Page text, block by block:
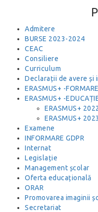
Admitere
BURSE 2023-2024
CEAC
Consiliere
Curriculum
Declarații de avere și
ERASMUS+ -
ERASMUS+ -
ERASMUS+
ERASMUS+
Examene
INFORMARE GDPR
Internat
Legislație
Management școlar
Oferta educațională
ORAR
Promovarea imaginii
Secretariat